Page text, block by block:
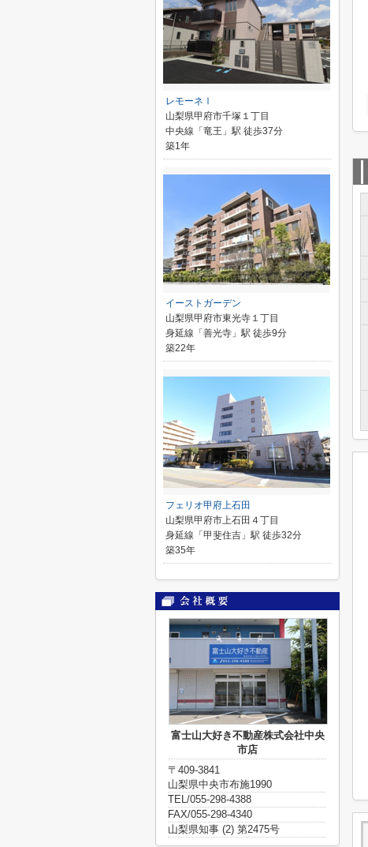
レモーネⅠ
山梨県甲府市千塚１丁目
中央線「竜王」駅 徒歩37分
築1年
イーストガーデン
山梨県甲府市東光寺１丁目
身延線「善光寺」駅 徒歩9分
築22年
フェリオ甲府上石田
山梨県甲府市上石田４丁目
身延線「甲斐住吉」駅 徒歩32分
築35年
富士山大好き不動産株式会社中央
市店
〒409-3841
山梨県中央市布施1990
TEL/055-298-4388
FAX/055-298-4340
山梨県知事 (2) 第2475号